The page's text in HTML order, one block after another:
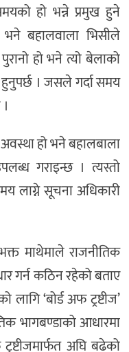
हो भन्ने प्रमुख हुने
बहालवाला भिसीले
हो भने त्यो बेलाको
। जसले गर्दा समय
हो भने बहालबाला
गराइन्छ । त्यस्तो
लाग्ने सूचना अधिकारी
माथेमाले राजनीतिक
गर्न कठिन रहेको बताए
लागि ‘बोर्ड अफ ट्रष्टीज’
भागबण्डाको आधारमा
अघि बढेको